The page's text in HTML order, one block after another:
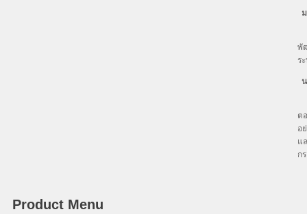
พั
ร
ต
อ
แ
ก
Product Menu